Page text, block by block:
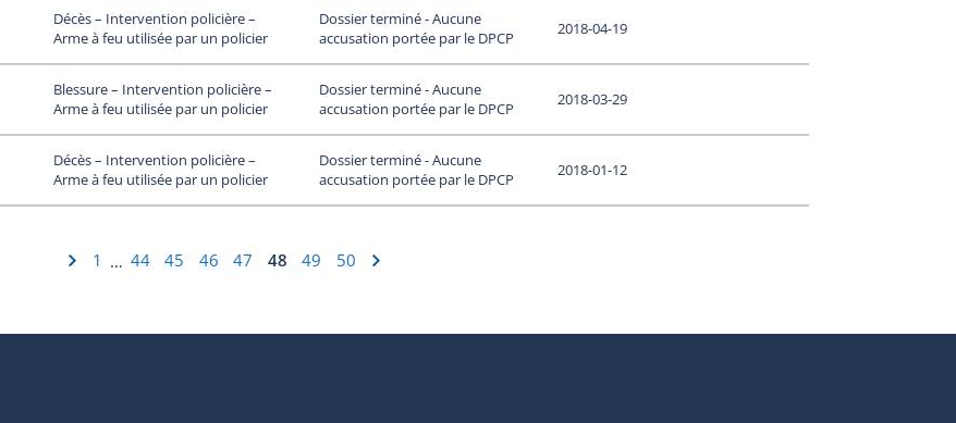
Décès – Intervention policière –
Arme à feu utilisée par un policier
Dossier terminé - Aucune
accusation portée par le DPCP
2018-04-19
Blessure – Intervention policière –
Arme à feu utilisée par un policier
Dossier terminé - Aucune
accusation portée par le DPCP
2018-03-29
Décès – Intervention policière –
Arme à feu utilisée par un policier
Dossier terminé - Aucune
accusation portée par le DPCP
2018-01-12
1 … 44 45 46 47 48 49 50